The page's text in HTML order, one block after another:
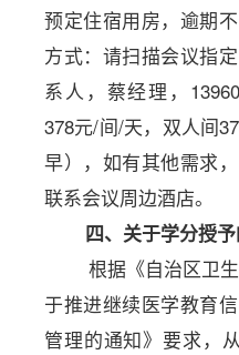
预定住宿用房，逾期
方式：请扫描会议指
系人， 蔡经理，
378元/间/天，双人间
早），如有其他需求
联系会议周边酒店。
四、关于学分授予
根据《自治区卫
于推进继续医学教育
管理的通知》要求，